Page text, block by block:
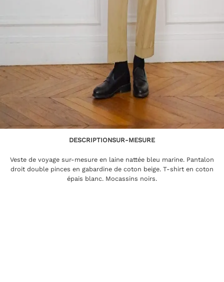
DESCRIPTIONSUR-MESURE
Veste de voyage sur-mesure en laine nattée bleu marine. Pantalon
droit double pinces en gabardine de coton beige. T-shirt en coton
épais blanc. Mocassins noirs.